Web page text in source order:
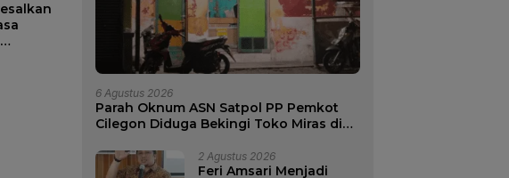
6 Agustus 2026
Parah Oknum ASN Satpol PP Pemkot
Cilegon Diduga Bekingi Toko Miras di
2 Agustus 2026
Feri Amsari Menjadi